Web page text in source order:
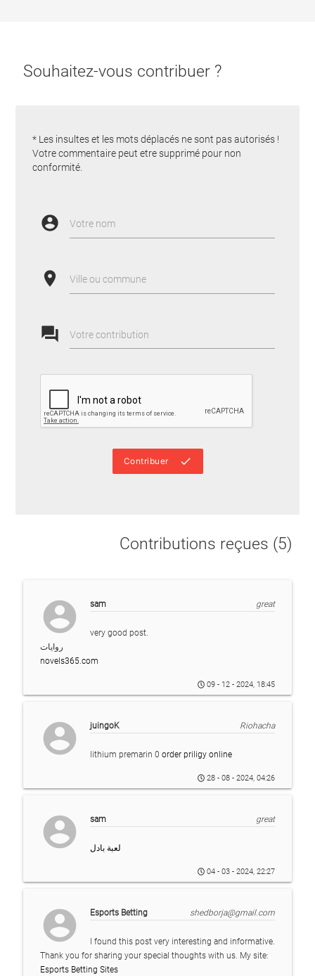
Souhaitez-vous contribuer ?
* Les insultes et les mots déplacés ne sont pas autorisés !
Votre commentaire peut etre supprimé pour non
conformité.
account_circle Votre nom
place Ville ou commune
forum Votre contribution
done
Contribuer
Contributions reçues (5)
account_circle sam great
very good post.
روايات
novels365.com
09 - 12 - 2024, 18:45
account_circle juingoK Riohacha
lithium premarin 0 order priligy online
28 - 08 - 2024, 04:26
account_circle sam great
لعبة بادل
04 - 03 - 2024, 22:27
account_circle Esports Betting shedborja@gmail.com
I found this post very interesting and informative.
Thank you for sharing your special thoughts with us. My site:
Esports Betting Sites